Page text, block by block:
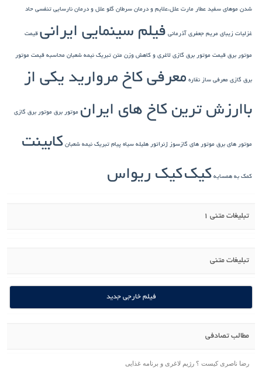
شدن موهای سفید عطار مارت علل،علایم و درمان سرطان گلو علل و درمان نارسایی تنفسی حاد
غزلیات زیبای مریم جعفری آذرمانی فیلم سینمایی ایرانی قیمت
موتور برق قیمت موتور برق گازی لاغری و کاهش وزن متن تبریک نیمه شعبان محاسبه قیمت موتور
برق گازی معرفی ساز نقاره معرفی کاخ مروارید یکی از
باارزش ترین کاخ های ایران موتور برق موتور برق گازی
موتور های برق موتور های گازسوز ژنراتور هلیله سیاه پیام تبریک نیمه شعبان کابینت
کمک به همسایه کیککیک ریواس
تبلیغات متنی 1
تبلیغات متنی
فیلم خارجی جدید
مطالب تصادفی
رضا ناصری کیست ؟ رژیم لاغری و برنامه غذایی